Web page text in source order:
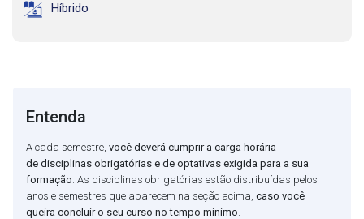
Híbrido
Entenda
A cada semestre, você deverá cumprir a carga horária
de disciplinas obrigatórias e de optativas exigida para a sua
formação . As disciplinas obrigatórias estão distribuídas pelos
anos e semestres que aparecem na seção acima, caso você
queira concluir o seu curso no tempo mínimo